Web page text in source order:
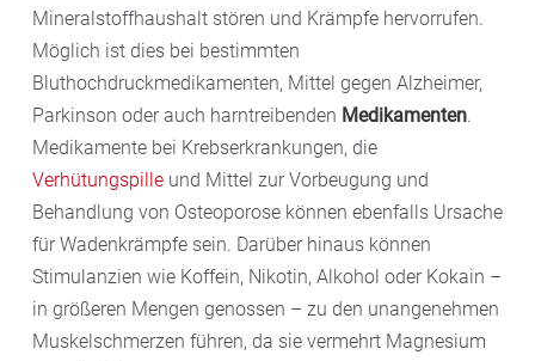
Mineralstoffhaushalt stören und Krämpfe hervorrufen.
Möglich ist dies bei bestimmten
Bluthochdruckmedikamenten, Mittel gegen Alzheimer,
Parkinson oder auch harntreibenden Medikamenten.
Medikamente bei Krebserkrankungen, die
Verhütungspille und Mittel zur Vorbeugung und
Behandlung von Osteoporose können ebenfalls Ursache
für Wadenkrämpfe sein. Darüber hinaus können
Stimulanzien wie Koffein, Nikotin, Alkohol oder Kokain –
in größeren Mengen genossen – zu den unangenehmen
Muskelschmerzen führen, da sie vermehrt Magnesium